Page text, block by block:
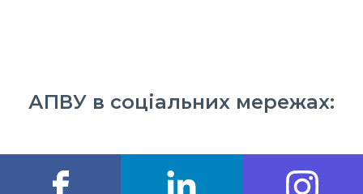
АПВУ в соціальних мережах: